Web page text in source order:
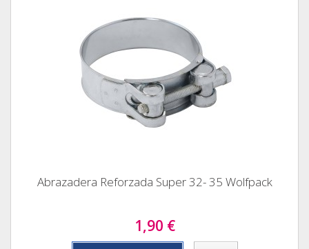
Abrazadera Reforzada Super 32- 35 Wolfpack
1,90 €